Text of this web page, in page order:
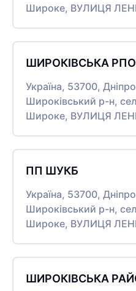
Широке, ВУЛИЦЯ
ШИРОКІВСЬКА
Україна, 53700,
Широківський р-н,
Широке, ВУЛИЦЯ
ПП ШУКБ
Україна, 53700,
Широківський р-н,
Широке, ВУЛИЦЯ
ШИРОКІВСЬКА